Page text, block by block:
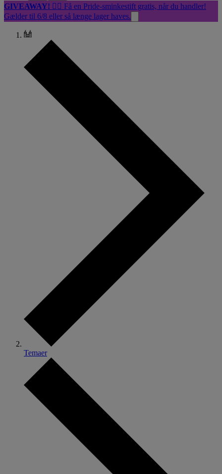
GIVEAWAY! 🏳️‍🌈 Få en Pride-sminkestift gratis, når du handler!
Gælder til 6/8 eller så længe lager haves.
Temaer